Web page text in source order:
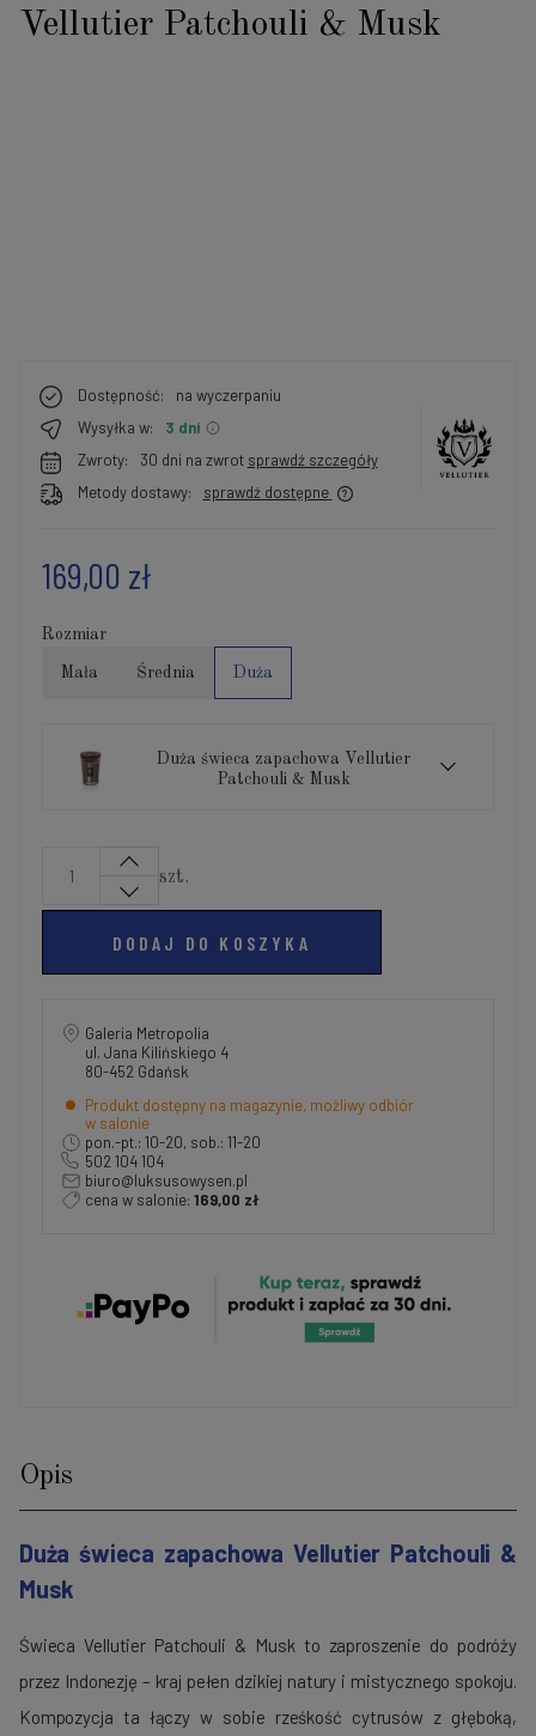
Vellutier Patchouli & Musk
Dostępność:
na wyczerpaniu
Wysyłka w:
3 dni
Zwroty:
30 dni na zwrot sprawdź szczegóły
Metody dostawy:
sprawdź dostępne
169,00 zł
Rozmiar
Mała Średnia Duża
Duża świeca zapachowa Vellutier
Patchouli & Musk
szt.
DODAJ DO KOSZYKA
Galeria Metropolia
ul. Jana Kilińskiego 4
80-452 Gdańsk
Produkt dostępny na magazynie, możliwy odbiór
w salonie
pon.-pt.: 10-20, sob.: 11-20
502 104 104
biuro@luksusowysen.pl
cena w salonie: 169,00 zł
Opis
Duża świeca zapachowa Vellutier Patchouli &
Musk
Świeca Vellutier Patchouli & Musk to zaproszenie do podróży
przez Indonezję – kraj pełen dzikiej natury i mistycznego spokoju.
Kompozycja ta łączy w sobie rześkość cytrusów z głęboką,